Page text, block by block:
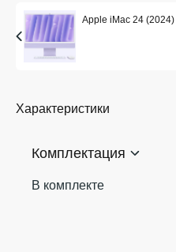
Apple iMac 24 (2024)
Характеристики
Комплектация
В комплекте